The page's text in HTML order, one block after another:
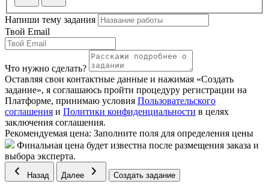
Напиши тему задания
Твой Email
Что нужно сделать?
Оставляя свои контактные данные и нажимая «Создать
задание», я соглашаюсь пройти процедуру регистрации на
Платформе, принимаю условия Пользовательского
соглашения и Политики конфиденциальности в целях
заключения соглашения.
Рекомендуемая цена: Заполните поля для определения цены
Финальная цена будет известна после размещения заказа и
выбора эксперта.
Назад Далее Создать задание